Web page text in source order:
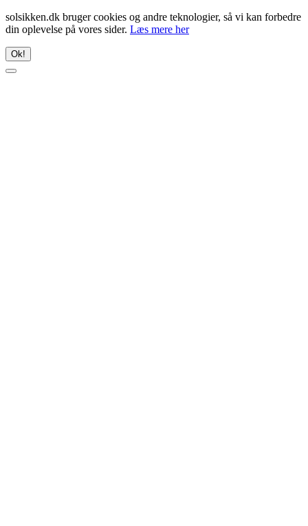
solsikken.dk bruger cookies og andre teknologier, så vi kan forbedre
din oplevelse på vores sider. Læs mere her
Ok!